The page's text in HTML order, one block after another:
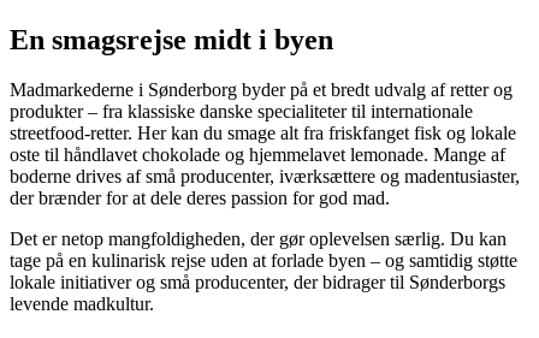
En smagsrejse midt i byen
Madmarkederne i Sønderborg byder på et bredt udvalg af retter og
produkter – fra klassiske danske specialiteter til internationale
streetfood-retter. Her kan du smage alt fra friskfanget fisk og lokale
oste til håndlavet chokolade og hjemmelavet lemonade. Mange af
boderne drives af små producenter, iværksættere og madentusiaster,
der brænder for at dele deres passion for god mad.
Det er netop mangfoldigheden, der gør oplevelsen særlig. Du kan
tage på en kulinarisk rejse uden at forlade byen – og samtidig støtte
lokale initiativer og små producenter, der bidrager til Sønderborgs
levende madkultur.